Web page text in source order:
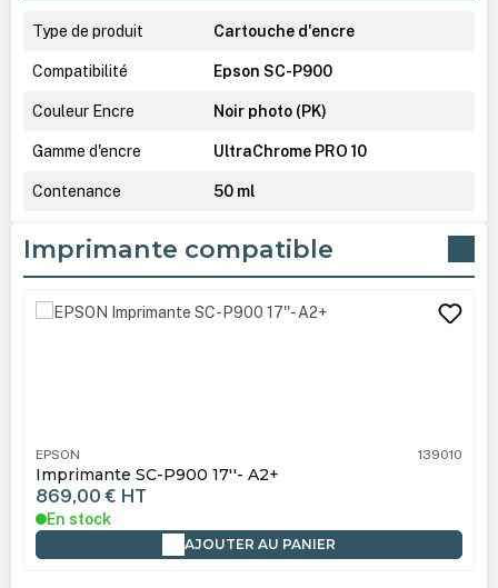
Type de produit Cartouche d'encre
Compatibilité Epson SC-P900
Couleur Encre Noir photo (PK)
Gamme d'encre UltraChrome PRO 10
Contenance 50 ml
Imprimante compatible
Ignorer la galerie de produits
EPSON 139010
Imprimante SC-P900 17''- A2+
869,00 € HT
En stock
AJOUTER AU PANIER